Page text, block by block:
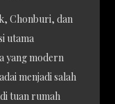
Chonburi, dan
utama
yang modern
menjadi salah
tuan rumah